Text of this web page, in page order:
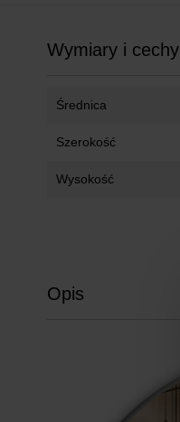
Wymiary i cechy
Średnica
Szerokość
Wysokość
Opis